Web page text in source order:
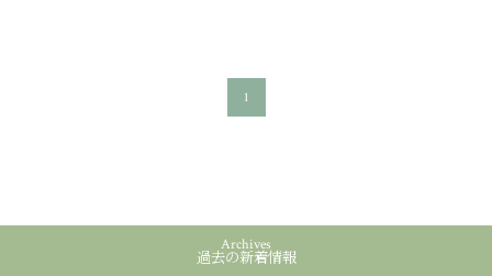
1
Archives
過去の新着情報